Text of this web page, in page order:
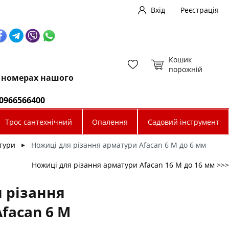
Вхід Реєстрація
номерах нашого
Кошик
порожній
Трос сантехнічний Опалення Садовий інструмент
► Ножиці для різання арматури Afacan 6 М до 6 мм
Ножиці для різання арматури Afacan 16 М до 16 мм >>>
6 М